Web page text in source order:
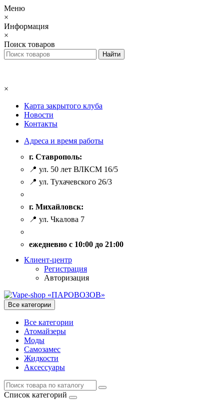
Меню
×
Информация
×
Поиск товаров
×
Карта закрытого клуба
Новости
Контакты
Адреса и время работы
г. Ставрополь:
📍 ул. 50 лет ВЛКСМ 16/5
📍 ул. Тухачевского 26/3
г. Михайловск:
📍 ул. Чкалова 7
ежедневно с 10:00 до 21:00
Клиент-центр
Регистрация
Авторизация
Все категории
Все категории
Атомайзеры
Моды
Самозамес
Жидкости
Аксессуары
Список категорий